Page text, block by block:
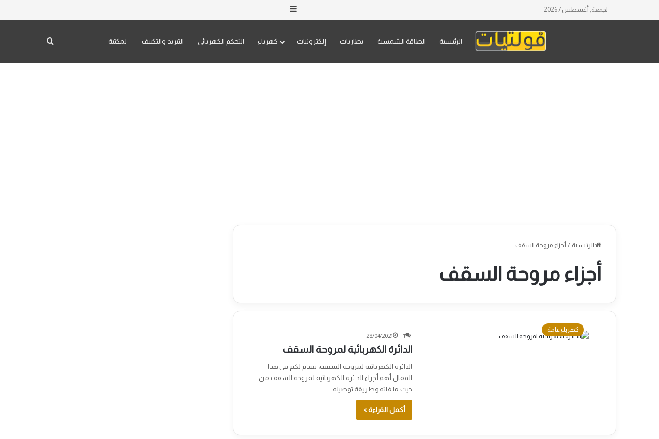
الجمعة, أغسطس 7 2026
الرئيسية الطاقة الشمسية بطاريات إلكترونيات كهرباء التحكم الكهربائي التبريد والتكييف المكتبة
الرئيسية / أجزاء مروحة السقف
أجزاء مروحة السقف
كهرباء عامة
28/04/2021 1
الدائرة الكهربائية لمروحة السقف
الدائرة الكهربائية لمروحة السقف، نقدم لكم في هذا
المقال أهم أجزاء الدائرة الكهربائية لمروحة السقف من
حيث ملفاته وطريقة توصيله…
أكمل القراءة »